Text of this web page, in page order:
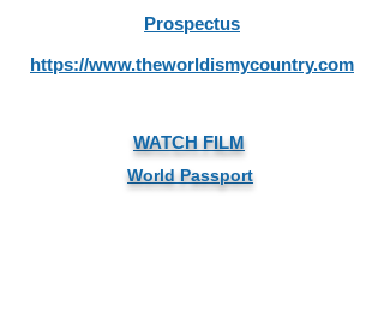
Prospectus
https://www.theworldismycountry.com
WATCH FILM
World Passport